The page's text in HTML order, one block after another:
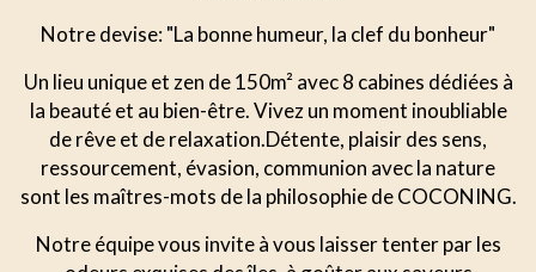
Notre devise: "La bonne humeur, la clef du bonheur"
Un lieu unique et zen de 150m² avec 8 cabines dédiées à
la beauté et au bien-être. Vivez un moment inoubliable
de rêve et de relaxation.Détente, plaisir des sens,
ressourcement, évasion, communion avec la nature
sont les maîtres-mots de la philosophie de COCONING.
Notre équipe vous invite à vous laisser tenter par les